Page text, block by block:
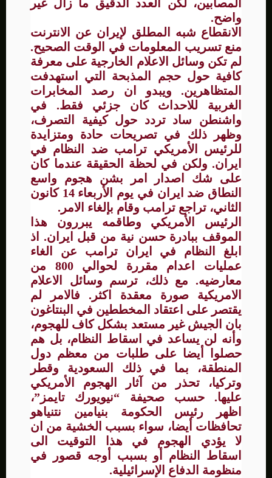
المصابين، لكن العدد الدقيق ما زال غير
واضح.
الانقطاع شبه المطلق لإيران عن الانترنت
منع تسريب المعلومات في الوقت الصحيح.
لم تكن وسائل الاعلام الخارجية على معرفة
كافية حول حجم المذبحة التي استهدفت
المتظاهرين. ويبدو ان رصد المخابرات
الغربية للاحداث كان جزئي فقط. في
واشنطن ساد تردد حول كيفية التصرف،
وظهر ذلك في تصريحات حادة ومتزايدة
للرئيس الأمريكي ترامب ضد النظام في
ايران. ولكن في لحظة الحقيقة عندما كان
على شك اصدار امر بشن هجوم واسع
النطاق ضد ايران في يوم الأربعاء 14 كانون
الثاني، تراجع ترامب وقام بإلغاء الامر.
الرئيس الأمريكي وطاقمه يبررون هذا
الموقف ببادرة حسن نية من قبل ايران. اذ
ابلغ النظام في ايران ترامب عن الغاء
عمليات اعدام مقررة لحوالي 800 من
معارضيه. مع ذلك، ترسم وسائل الاعلام
الامريكية صورة معقدة اكثر. فالامر لم
يقتصر على اعتقاد المخططين في البنتاغون
بان الجيش غير مستعد بشكل كاف للهجوم،
وأنه لن يساعد في اسقاط النظام، بل هم
حصلوا أيضا على طلبات من معظم دول
المنطقة، بما في ذلك السعودية وقطر
وتركيا، تحذر من آثار الهجوم الأمريكي
عليها. حسب صحيفة “نيويورك تايمز”،
اظهر رئيس الحكومة بنيامين نتنياهو
تحافظات أيضا، سواء بسبب الخشية من ان
لا يؤدي الهجوم في هذا التوقيت الى
اسقاط النظام أو بسبب أوجه قصور في
منظومة الدفاع الإسرائيلية.